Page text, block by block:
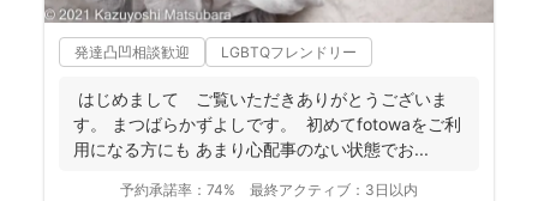
発達凸凹相談歓迎 LGBTQフレンドリー
はじめまして ご覧いただきありがとうございま
す。 まつばらかずよしです。 初めてfotowaをご利
用になる方にも あまり心配事のない状態でお...
予約承諾率： 74% 最終アクティブ： 3日以内